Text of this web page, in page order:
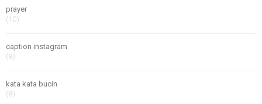
prayer
(10)
caption instagram
(8)
kata kata bucin
(8)